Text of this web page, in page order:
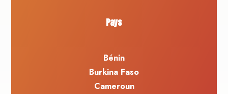
Pays
Bénin
Burkina Faso
Cameroun